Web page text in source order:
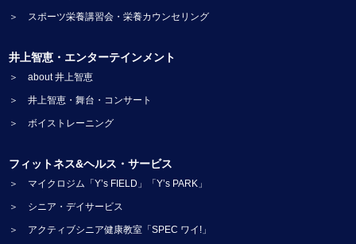
＞ スポーツ栄養講習会・栄養カウンセリング
井上智恵・エンターテインメント
＞ about 井上智恵
＞ 井上智恵・舞台・コンサート
＞ ボイストレーニング
フィットネス&ヘルス・サービス
＞ マイクロジム「Y’s FIELD」「Y’s PARK」
＞ シニア・デイサービス
＞ アクティブシニア健康教室「SPEC ワイ!」